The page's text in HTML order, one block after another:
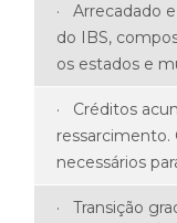
· Arrecadado
do IBS,
os estados e
· Créditos
ressarcimento.
necessários
· Transição